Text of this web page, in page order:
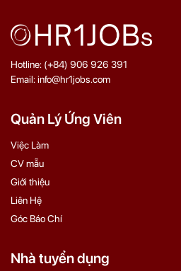
Hotline: (+84) 906 926 391
Email: info@hr1jobs.com
Quản Lý Ứng Viên
Việc Làm
CV mẫu
Giới thiệu
Liên Hệ
Góc Báo Chí
Nhà tuyển dụng